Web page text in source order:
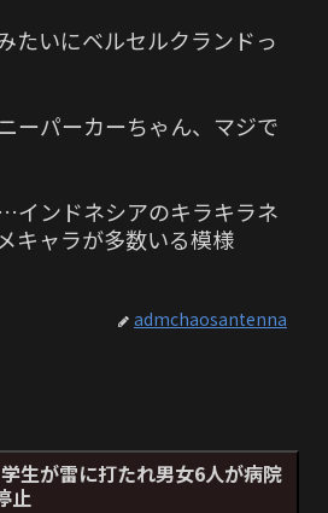
たいにベルセルクランドっ
ーパーカーちゃん、マジで
インドネシアのキラキラネ
キャラが多数いる模様
admchaosantenna
生が雷に打たれ男女6人が病院
止